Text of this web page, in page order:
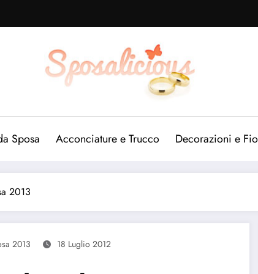
Sposa Acconciature e Trucco Decorazioni e
2013
2013 18 Luglio 2012